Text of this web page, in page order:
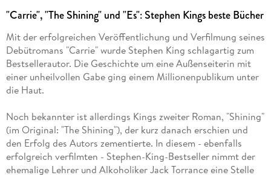
"Carrie", "The Shining" und "Es": Stephen Kings beste Bücher
Mit der erfolgreichen Veröffentlichung und Verfilmung seines
Debütromans "Carrie" wurde Stephen King schlagartig zum
Bestsellerautor. Die Geschichte um eine Außenseiterin mit
einer unheilvollen Gabe ging einem Millionenpublikum unter
die Haut.
Noch bekannter ist allerdings Kings zweiter Roman, "Shining"
(im Original: "The Shining"), der kurz danach erschien und
den Erfolg des Autors zementierte. In diesem - ebenfalls
erfolgreich verfilmten - Stephen-King-Bestseller nimmt der
ehemalige Lehrer und Alkoholiker Jack Torrance eine Stelle